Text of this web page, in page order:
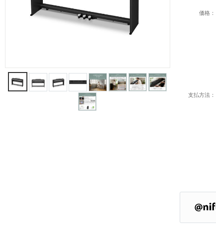
価格：
支払方法：